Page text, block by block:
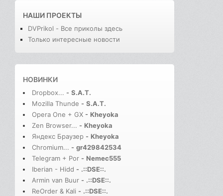
НАШИ ПРОЕКТЫ
DVPrikol - Все приколы здесь
Только интересные новости
НОВИНКИ
Dropbox... - S.A.T.
Mozilla Thunde - S.A.T.
Opera One + GX - Kheyoka
Zen Browser... - Kheyoka
Яндекс Браузер - Kheyoka
Chromium... - gr429842534
Telegram + Por - Nemec555
Iberian - Hidd - .::DSE::.
Armin van Buur - .::DSE::.
ReOrder & Kali - .::DSE::.